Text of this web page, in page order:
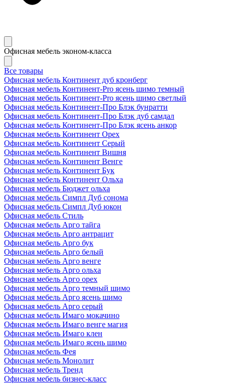
Офисная мебель эконом-класса
Все товары
Офисная мебель Континент дуб кронберг
Офисная мебель Континент-Pro ясень шимо темный
Офисная мебель Континент-Pro ясень шимо светлый
Офисная мебель Континент-Про Блэк бунратти
Офисная мебель Континент-Про Блэк дуб самдал
Офисная мебель Континент-Про Блэк ясень анкор
Офисная мебель Континент Орех
Офисная мебель Континент Серый
Офисная мебель Континент Вишня
Офисная мебель Континент Венге
Офисная мебель Континент Бук
Офисная мебель Континент Ольха
Офисная мебель Бюджет ольха
Офисная мебель Симпл Дуб сонома
Офисная мебель Симпл Дуб юкон
Офисная мебель Стиль
Офисная мебель Арго тайга
Офисная мебель Арго антрацит
Офисная мебель Арго бук
Офисная мебель Арго белый
Офисная мебель Арго венге
Офисная мебель Арго ольха
Офисная мебель Арго орех
Офисная мебель Арго темный шимо
Офисная мебель Арго ясень шимо
Офисная мебель Арго серый
Офисная мебель Имаго мокачино
Офисная мебель Имаго венге магия
Офисная мебель Имаго клен
Офисная мебель Имаго ясень шимо
Офисная мебель Фея
Офисная мебель Монолит
Офисная мебель Тренд
Офисная мебель бизнес-класс